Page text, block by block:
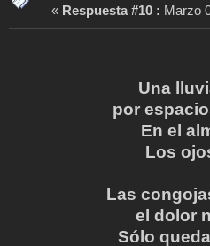
« Respuesta #10 : Marzo
Una
por
En el
Los
Las
el dolor
Sólo